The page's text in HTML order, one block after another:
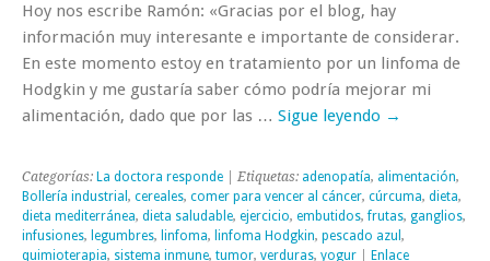
Hoy nos escribe Ramón: «Gracias por el blog, hay
información muy interesante e importante de considerar.
En este momento estoy en tratamiento por un linfoma de
Hodgkin y me gustaría saber cómo podría mejorar mi
alimentación, dado que por las … Sigue leyendo →
Categorías: La doctora responde | Etiquetas: adenopatía, alimentación,
Bollería industrial , cereales, comer para vencer al cáncer, cúrcuma, dieta,
dieta mediterránea, dieta saludable, ejercicio, embutidos,frutas, ganglios,
infusiones, legumbres, linfoma, linfoma Hodgkin, pescado azul ,
quimioterapia, sistema inmune, tumor, verduras, yogur
Enlace